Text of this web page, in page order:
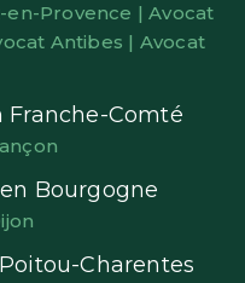
en-Provence |Avocat
Antibes | Avocat
Franche-Comté
Bourgogne
Charentes